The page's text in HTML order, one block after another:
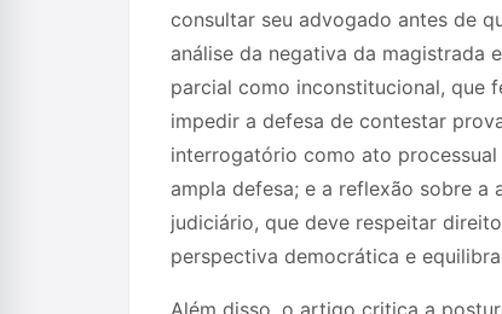
consultar seu advogado antes de
análise da negativa da magistrada
parcial como inconstitucional, que
impedir a defesa de contestar
interrogatório como ato processual
ampla defesa; e a reflexão sobre a
judiciário, que deve respeitar
perspectiva democrática e